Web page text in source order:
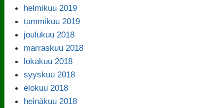
helmikuu 2019
tammikuu 2019
joulukuu 2018
marraskuu 2018
lokakuu 2018
syyskuu 2018
elokuu 2018
heinäkuu 2018